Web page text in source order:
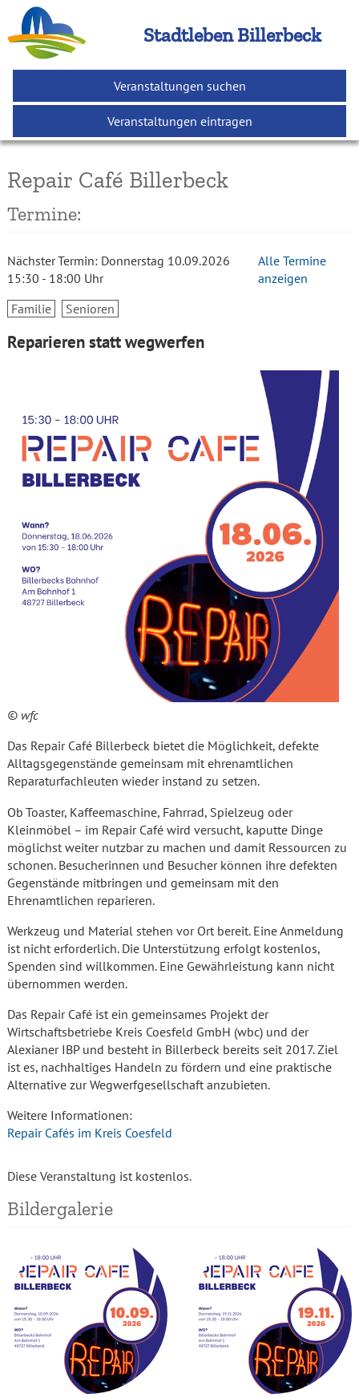
Stadtleben Billerbeck
Veranstaltungen suchen
Veranstaltungen eintragen
Repair Café Billerbeck
Termine:
Nächster Termin: Donnerstag 10.09.2026
15:30 - 18:00 Uhr
Alle Termine
anzeigen
Familie
Senioren
Reparieren statt wegwerfen
© wfc
Das Repair Café Billerbeck bietet die Möglichkeit, defekte
Alltagsgegenstände gemeinsam mit ehrenamtlichen
Reparaturfachleuten wieder instand zu setzen.
Ob Toaster, Kaffeemaschine, Fahrrad, Spielzeug oder
Kleinmöbel – im Repair Café wird versucht, kaputte Dinge
möglichst weiter nutzbar zu machen und damit Ressourcen zu
schonen. Besucherinnen und Besucher können ihre defekten
Gegenstände mitbringen und gemeinsam mit den
Ehrenamtlichen reparieren.
Werkzeug und Material stehen vor Ort bereit. Eine Anmeldung
ist nicht erforderlich. Die Unterstützung erfolgt kostenlos,
Spenden sind willkommen. Eine Gewährleistung kann nicht
übernommen werden.
Das Repair Café ist ein gemeinsames Projekt der
Wirtschaftsbetriebe Kreis Coesfeld GmbH (wbc) und der
Alexianer IBP und besteht in Billerbeck bereits seit 2017. Ziel
ist es, nachhaltiges Handeln zu fördern und eine praktische
Alternative zur Wegwerfgesellschaft anzubieten.
Weitere Informationen:
Repair Cafés im Kreis Coesfeld
Diese Veranstaltung ist kostenlos.
Bildergalerie